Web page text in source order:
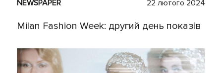
NEWSPAPER 22 лютого 2024
Milan Fashion Week: другий день показів